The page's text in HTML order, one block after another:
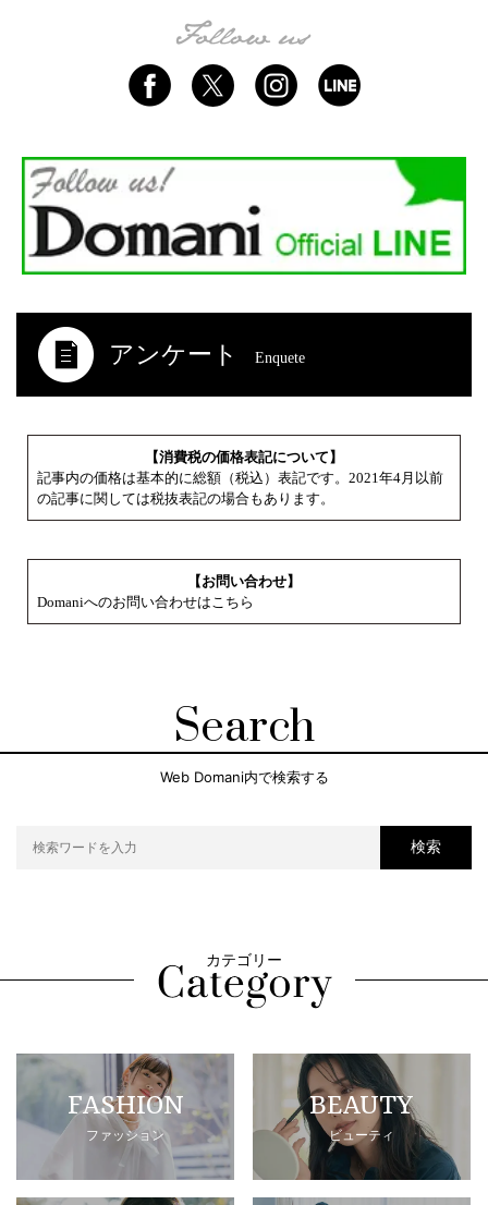
アンケート Enquete
【消費税の価格表記について】
記事内の価格は基本的に総額（税込）表記です。2021年4月以前
の記事に関しては税抜表記の場合もあります。
【お問い合わせ】
Domaniへのお問い合わせはこちら
Search
Web Domani内で検索する
検索
カテゴリー
FASHION
ファッション
BEAUTY
ビューティ